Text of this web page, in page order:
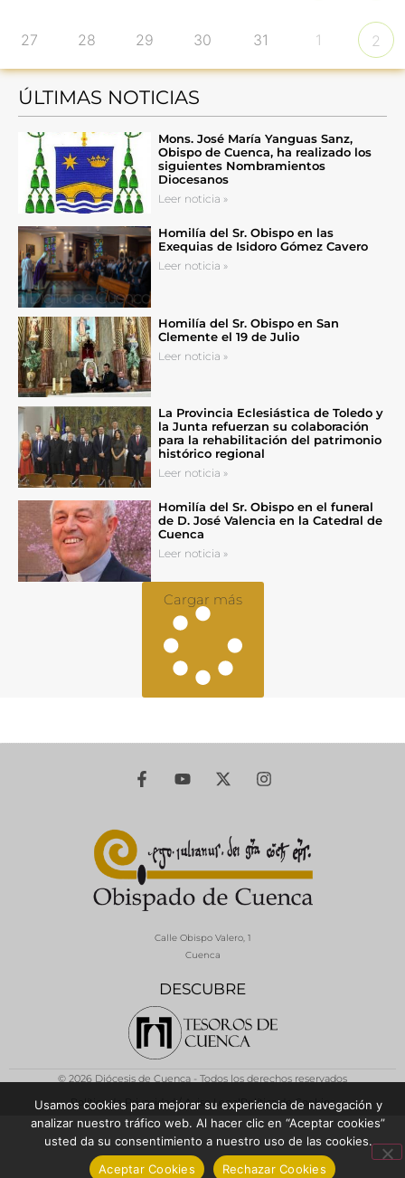
27 28 29 30 31 1 2
ÚLTIMAS NOTICIAS
Mons. José María Yanguas Sanz,
Obispo de Cuenca, ha realizado los
siguientes Nombramientos
Diocesanos
Leer noticia »
Homilía del Sr. Obispo en las
Exequias de Isidoro Gómez Cavero
Leer noticia »
Homilía del Sr. Obispo en San
Clemente el 19 de Julio
Leer noticia »
La Provincia Eclesiástica de Toledo y
la Junta refuerzan su colaboración
para la rehabilitación del patrimonio
histórico regional
Leer noticia »
Homilía del Sr. Obispo en el funeral
de D. José Valencia en la Catedral de
Cuenca
Leer noticia »
Cargar más
DESCUBRE
Calle Obispo Valero, 1
Cuenca
© 2026 Diócesis de Cuenca - Todos los derechos reservados
Política de Privacidad / Aviso LegalPolítica de Cookies
Usamos cookies para mejorar su experiencia de navegación y
analizar nuestro tráfico web. Al hacer clic en “Aceptar cookies”
usted da su consentimiento a nuestro uso de las cookies.
Aceptar Cookies
Rechazar Cookies